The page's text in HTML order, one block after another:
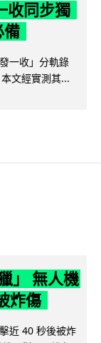
收同步獨
備
一收」分軌錄
文經實測其...
」 無人機
炸傷
近 40 秒後被炸